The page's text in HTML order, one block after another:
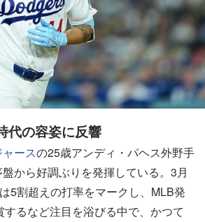
代の容姿に反響
ャースの25歳アンディ・パヘス外野手
から好調ぶりを発揮している。3月
5割超えの打率をマークし、MLB発
るなど注目を浴びる中で、かつて